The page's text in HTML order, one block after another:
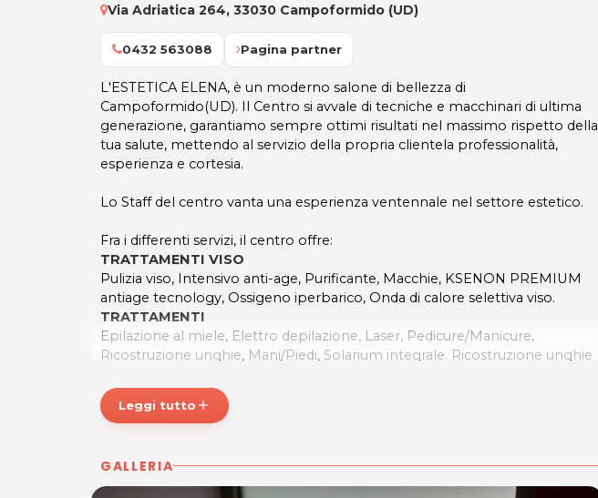
Via Adriatica 264, 33030 Campoformido (UD)
0432 563088 Pagina partner
L'ESTETICA ELENA, è un moderno salone di bellezza di
Campoformido(UD). Il Centro si avvale di tecniche e macchinari di ultima
generazione, garantiamo sempre ottimi risultati nel massimo rispetto della
tua salute, mettendo al servizio della propria clientela professionalità,
esperienza e cortesia.
Lo Staff del centro vanta una esperienza ventennale nel settore estetico.
Fra i differenti servizi, il centro offre:
TRATTAMENTI VISO
Pulizia viso, Intensivo anti-age, Purificante, Macchie, KSENON PREMIUM
antiage tecnology, Ossigeno iperbarico, Onda di calore selettiva viso.
TRATTAMENTI
Epilazione al miele, Elettro depilazione, Laser, Pedicure/Manicure,
Ricostruzione unghie, Mani/Piedi, Solarium integrale. Ricostruzione unghie
TRATTAMENTI CORPO
Pelle di seta, Linfodrenaggio computerizzato 99 programmi, Tonificazione
MASSAGGI
Linfodrenaggio ”Vooder”, Connettivale, Neurodistensivo, Bioenergetico,
Leggi tutto add
GALLERIA